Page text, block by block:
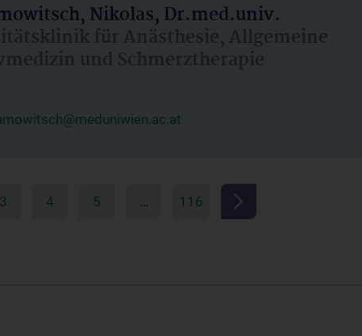
Nikolas, Dr.med.univ.
für Anästhesie, Allgemeine
und Schmerztherapie
3 4 5 … 116